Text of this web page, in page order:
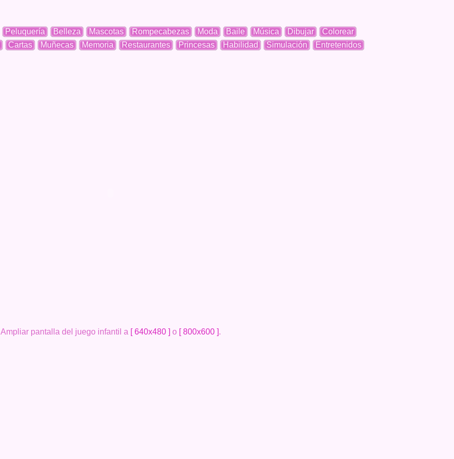
Peluquería Belleza Mascotas Rompecabezas Moda Baile Música Dibujar
Colorear
Cartas Muñecas Memoria Restaurantes Princesas Habilidad Simulación
Entretenidos
Ampliar pantalla del juego infantil a [ 640x480 ] o [ 800x600 ].